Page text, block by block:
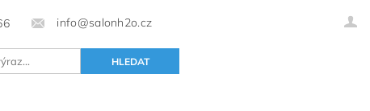
info@salonh2o.cz